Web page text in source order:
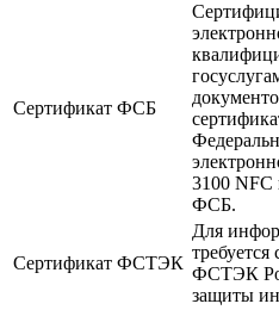
Сертификат ФСБ
3100 NFC
ФСБ.
Сертификат ФСТЭК
Для
ФСТЭК
защиты